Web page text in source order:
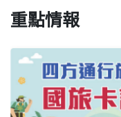
重點情報